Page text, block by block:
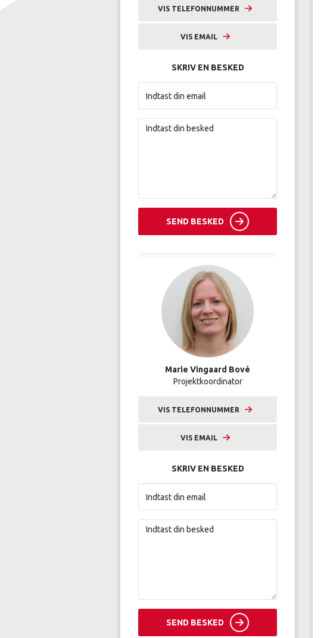
VIS TELEFONNUMMER
9633 2407
VIS EMAIL
pchr@amunordjylland.dk
SKRIV EN BESKED
SEND BESKED
Marie Vingaard Bové
Projektkoordinator
VIS TELEFONNUMMER
9633 2228
VIS EMAIL
mvb@amunordjylland.dk
SKRIV EN BESKED
SEND BESKED